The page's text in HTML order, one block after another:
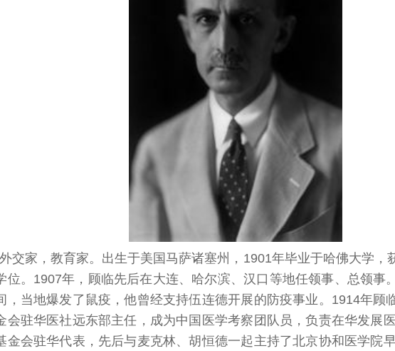
外交家，教育家。出生于美国马萨诸塞州，1901年毕业于哈佛大学，
位。1907年，顾临先后在大连、哈尔滨、汉口等地任领事、总领事
，当地爆发了鼠疫，他曾经支持伍连德开展的防疫事业。1914年顾
会驻华医社远东部主任，成为中国医学考察团队员，负责在华发展
金会驻华代表，先后与麦克林、胡恒德一起主持了北京协和医学院